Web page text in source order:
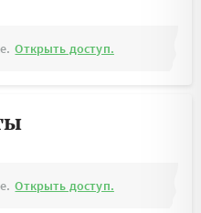
Открыть доступ.
Открыть доступ.